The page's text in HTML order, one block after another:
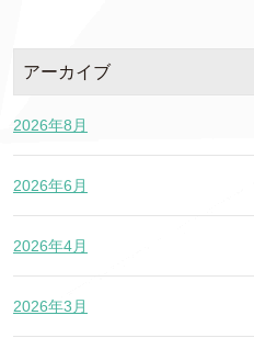
アーカイブ
2026年8月
2026年6月
2026年4月
2026年3月